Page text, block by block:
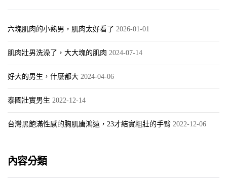
六塊肌肉的小熟男，肌肉太好看了 2026-01-01
肌肉壯男洗澡了，大大塊的肌肉 2024-07-14
好大的男生，什麼都大 2024-04-06
泰國壯實男生 2022-12-14
台灣黑飽滿性感的胸肌唐鴻遠，23才結實粗壯的手臂 2022-12-06
內容分類